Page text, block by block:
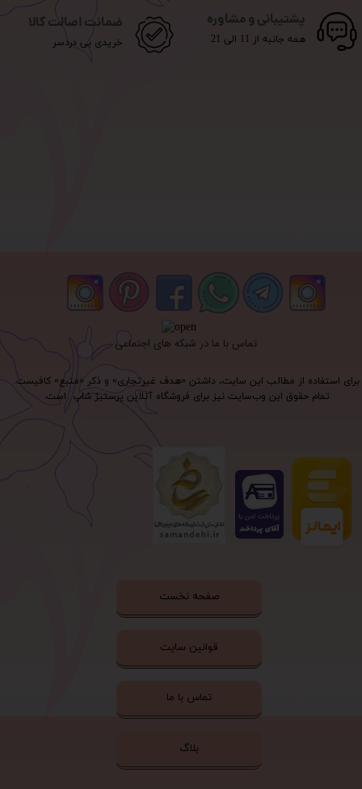
برای استفاده از مطالب این سایت، داشتن «هدف غیرتجاری» و ذکر «منبع» کافیست.
تمام حقوق اين وب‌سايت نیز برای فروشگاه آنلاین پرستیژ شاپ است.
پشتیبانی و مشاوره
همه جانبه از 11 الی 21
ضمانت اصالت کالا
خریدی بی دردسر
تماس با ما در شبکه های اجتماعی
صفحه نخست
قوانین سایت
تماس با ما
بلاگ